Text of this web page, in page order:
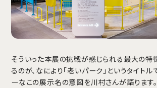
そういった本展の挑戦が感じられる最大の特
るのが、なにより「老いパーク」というタイトル
ーなこの展示名の意図を川村さんが語ります。